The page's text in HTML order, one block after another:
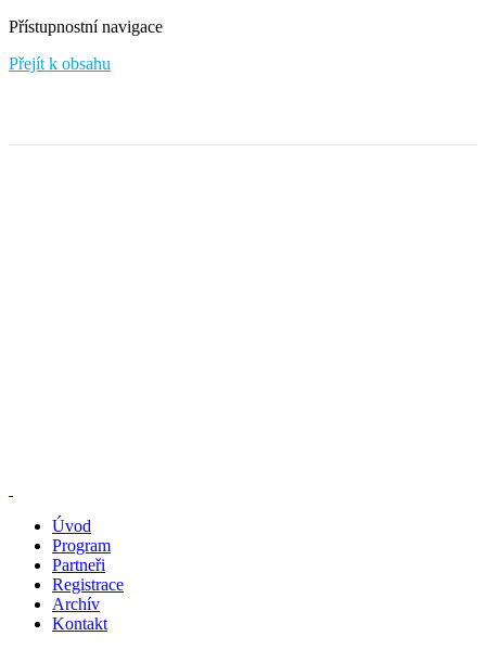
Přístupnostní navigace
Přejít k obsahu
Úvod
Program
Partneři
Registrace
Archív
Kontakt